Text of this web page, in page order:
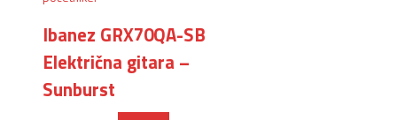
Ibanez GRX70QA-SB
Električna gitara –
Sunburst